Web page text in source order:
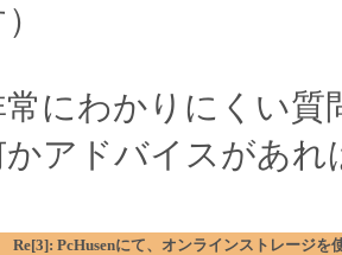
常にわかりにくい質
かアドバイスがあれ
Re[3]: PcHusenにて、オンラインストレージを